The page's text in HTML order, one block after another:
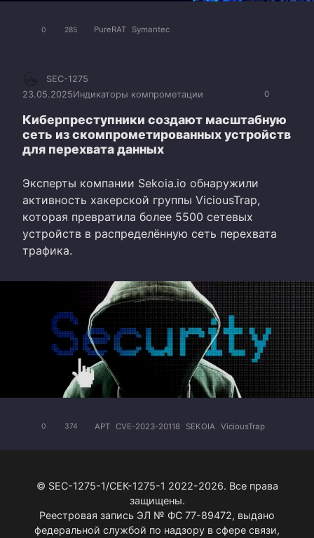
0 285 PureRAT Symantec
0
SEC-1275
23.05.2025Индикаторы компрометации
Киберпреступники создают масштабную
сеть из скомпрометированных устройств
для перехвата данных
Эксперты компании Sekoia.io обнаружили
активность хакерской группы ViciousTrap,
которая превратила более 5500 сетевых
устройств в распределённую сеть перехвата
трафика.
0 374 APT CVE-2023-20118 SEKOIA ViciousTrap
© SEC-1275-1/СЕК-1275-1 2022-2026. Все права
защищены.
Реестровая запись ЭЛ № ФС 77-89472, выдано
федеральной службой по надзору в сфере связи,